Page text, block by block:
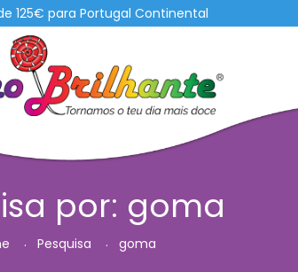
Portugal Continental
por: goma
Pesquisa goma